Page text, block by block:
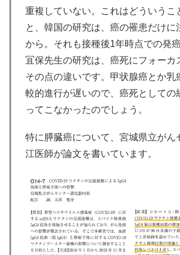
重複していない。これはどういうこ
と、韓国の研究は、癌の罹患だけに
から。それも接種後1年時点での発
冝保先生の研究は、癌死にフォーカ
その点の違いです。甲状腺癌とか乳
較的進行が遅いので、癌死としての
ってこなかったのでしょう。
特に膵臓癌について、宮城県立がん
江医師が論文を書いています。